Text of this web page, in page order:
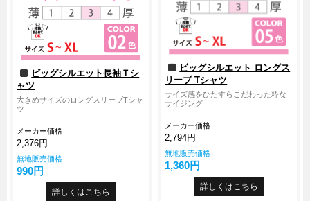
ビッグシルエット長袖Ｔシ
ャツ
大きめサイズのロングスリーブTシャ
ツ
メーカー価格
2,376円
無地販売価格
990円
詳しくはこちら
ビッグシルエット ロングス
リーブ Tシャツ
サイズ感をひたすらこだわった粋な
サイジング
メーカー価格
2,794円
無地販売価格
1,360円
詳しくはこちら